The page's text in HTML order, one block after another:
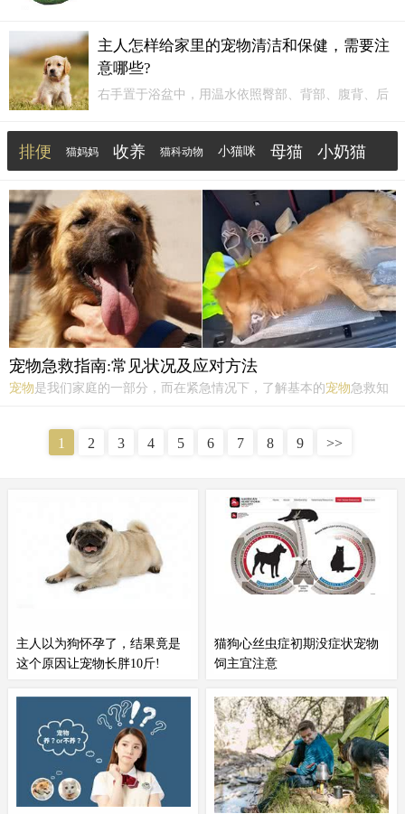
每岁所贡以当地土特产为主，且对其价值有明确规
定，“其价视绢之上下，无过五十匹”。
主人怎样给家里的宠物清洁和保健，需要注
意哪些?
右手置于浴盆中，用温水依照臀部、背部、腹背、后
轻揉搓后,再用梳子很快地反复梳洗，在冲洗前用手指
轻轻按压肛门两侧，这样可以把肛门腺的分泌物挤出
来。用左手或右手从下腭部向上将两耳遮住，用清水
轻轻地从...
排便 猫妈妈 收养 猫科动物 小猫咪 母猫 小奶猫
塑料 食盆 短毛犬
宠物急救指南:常见状况及应对方法
宠物是我们家庭的一部分，而在紧急情况下，了解基本的宠物急救知
况，因此作为
此，我们将讨论一些常见的
宠物 急救情况及相应的应对方法。
1 2 3 4 5 6 7 8 9 >>
主人以为狗怀孕了，结果竟是
这个原因让宠物长胖10斤!
无私地给予我们无数的快乐和陪
伴。然而，当我们发现我们的宝贝
变得圆滚滚的时候，很容易就会误
以为它们怀孕了。这也许是每个
物主人最担心的事情之一。近日，
有一位
宠物主人在意外发现自家狗
猫狗心丝虫症初期没症状宠物
饲主宜注意
洲小动物兽医师大会中发表“台湾
宠物狗猫心丝虫症盛行率报告”，
是台湾第一个大规模的犬猫心丝虫
研究报告，于今年四月至十月间采
样，调查全台十三县市、共2,658
只宠物狗猫。卢大立说，只要气温